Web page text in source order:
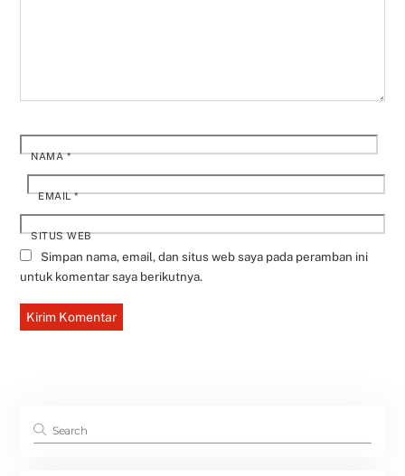
NAMA*
EMAIL*
SITUS WEB
Simpan nama, email, dan situs web saya pada peramban ini
untuk komentar saya berikutnya.